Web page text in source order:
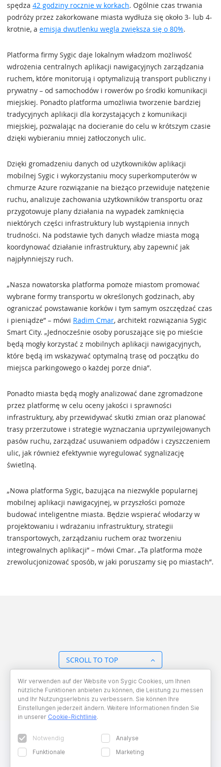
spędza 42 godziny rocznie w korkach. Ogólnie czas trwania
podróży przez zakorkowane miasta wydłuża się około 3- lub 4-
krotnie, a emisja dwutlenku węgla zwiększa się o 80%.
Platforma firmy Sygic daje lokalnym władzom możliwość
wdrożenia centralnych aplikacji nawigacyjnych zarządzania
ruchem, które monitorują i optymalizują transport publiczny i
prywatny – od samochodów i rowerów po środki komunikacji
miejskiej. Ponadto platforma umożliwia tworzenie bardziej
tradycyjnych aplikacji dla korzystających z komunikacji
miejskiej, pozwalając na docieranie do celu w krótszym czasie
dzięki wybieraniu mniej zatłoczonych ulic.
Dzięki gromadzeniu danych od użytkowników aplikacji
mobilnej Sygic i wykorzystaniu mocy superkomputerów w
chmurze Azure rozwiązanie na bieżąco przewiduje natężenie
ruchu, analizuje zachowania użytkowników transportu oraz
przygotowuje plany działania na wypadek zamknięcia
niektórych części infrastruktury lub wystąpienia innych
trudności. Na podstawie tych danych władze miasta mogą
koordynować działanie infrastruktury, aby zapewnić jak
najpłynniejszy ruch.
„Nasza nowatorska platforma pomoże miastom promować
wybrane formy transportu w określonych godzinach, aby
ograniczać powstawanie korków i tym samym oszczędzać czas
i pieniądze” – mówi Radim Cmar, architekt rozwiązania Sygic
Smart City. „Jednocześnie osoby poruszające się po mieście
będą mogły korzystać z mobilnych aplikacji nawigacyjnych,
które będą im wskazywać optymalną trasę od początku do
miejsca parkingowego o każdej porze dnia”.
Ponadto miasta będą mogły analizować dane zgromadzone
przez platformę w celu oceny jakości i sprawności
infrastruktury, aby przewidywać skutki zmian oraz planować
trasy przerzutowe i strategie wyznaczania uprzywilejowanych
pasów ruchu, zarządzać usuwaniem odpadów i czyszczeniem
ulic, jak również efektywnie wyregulować sygnalizację
świetlną.
„Nowa platforma Sygic, bazująca na niezwykle popularnej
mobilnej aplikacji nawigacyjnej, w przyszłości pomoże
budować inteligentne miasta. Będzie wspierać włodarzy w
projektowaniu i wdrażaniu infrastruktury, strategii
transportowych, zarządzaniu ruchem oraz tworzeniu
integrowalnych aplikacji” – mówi Cmar. „Ta platforma może
zrewolucjonizować sposób, w jaki poruszamy się po miastach”.
SCROLL TO TOP
BACK TO OVERVIEW
Wir verwenden auf der Website von Sygic Cookies, um Ihnen
nützliche Funktionen anbieten zu können, die Leistung zu messen
und Ihr Nutzungserlebnis zu verbessern. Sie können Ihre
Einstellungen jederzeit ändern. Weitere Informationen finden Sie
in unserer Cookie-Richtlinie.
Notwendig
Analyse
Funktionale
Marketing